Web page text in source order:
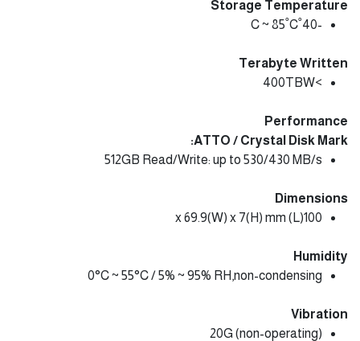
Storage Temperature
-40˚C ~ 85˚C
Terabyte Written
>400TBW
Performance
ATTO / Crystal Disk Mark:
512GB Read/Write: up to 530/430 MB/s
Dimensions
100(L) x 69.9(W) x 7(H) mm
Humidity
0°C ~ 55°C / 5% ~ 95% RH,non-condensing
Vibration
20G (non-operating)